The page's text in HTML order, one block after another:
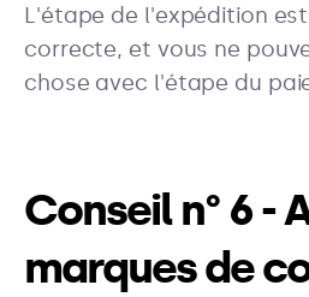
L'étape de l'expédition
correcte, et vous ne
chose avec l'étape du
Conseil n° 6 -
marques de